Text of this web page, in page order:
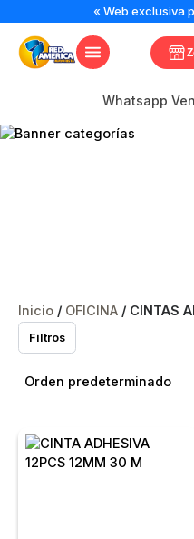
« Web exclusiva
Whatsapp
Inicio / OFICINA / CINTAS
Filtros